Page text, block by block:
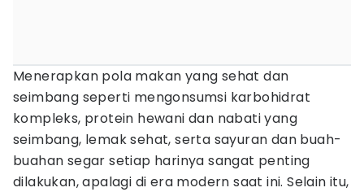
Menerapkan pola makan yang sehat dan
seimbang seperti mengonsumsi karbohidrat
kompleks, protein hewani dan nabati yang
seimbang, lemak sehat, serta sayuran dan buah-
buahan segar setiap harinya sangat penting
dilakukan, apalagi di era modern saat ini. Selain itu,